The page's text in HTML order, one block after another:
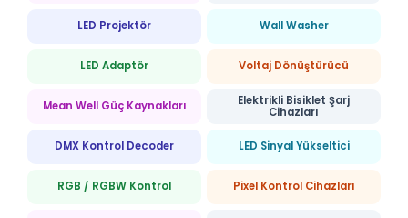
LED Projektör Wall Washer
LED Adaptör Voltaj Dönüştürücü
Mean Well Güç Kaynakları
Elektrikli Bisiklet Şarj
Cihazları
DMX Kontrol Decoder LED Sinyal Yükseltici
RGB / RGBW Kontrol Pixel Kontrol Cihazları